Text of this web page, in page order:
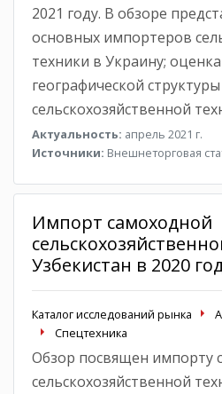
2021 году. В обзоре
основных импортеров
техники в Украину;
географической
сельскохозяйственной
Актуальность: апрель 2021 г.
Источники: Внешнеторговая
Импорт самоходной
Узбекистан в 2020
Каталог исследований рынка
Спецтехника
Обзор посвящен импорту
сельскохозяйственной